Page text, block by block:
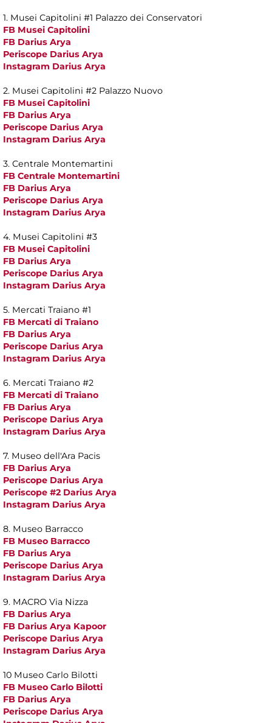
1. Musei Capitolini #1 Palazzo dei Conservatori
FB Musei Capitolini
FB Darius Arya
Periscope Darius Arya
Instagram Darius Arya
2. Musei Capitolini #2 Palazzo Nuovo
FB Musei Capitolini
FB Darius Arya
Periscope Darius Arya
Instagram Darius Arya
3. Centrale Montemartini
FB Centrale Montemartini
FB Darius Arya
Periscope Darius Arya
Instagram Darius Arya
4. Musei Capitolini #3
FB Musei Capitolini
FB Darius Arya
Periscope Darius Arya
Instagram Darius Arya
5. Mercati Traiano #1
FB Mercati di Traiano
FB Darius Arya
Periscope Darius Arya
Instagram Darius Arya
6. Mercati Traiano #2
FB Mercati di Traiano
FB Darius Arya
Periscope Darius Arya
Instagram Darius Arya
7. Museo dell'Ara Pacis
FB Darius Arya
Periscope Darius Arya
Periscope #2 Darius Arya
Instagram Darius Arya
8. Museo Barracco
FB Museo Barracco
FB Darius Arya
Periscope Darius Arya
Instagram Darius Arya
9. MACRO Via Nizza
FB Darius Arya
FB Darius Arya Kapoor
Periscope Darius Arya
Instagram Darius Arya
10 Museo Carlo Bilotti
FB Museo Carlo Bilotti
FB Darius Arya
Periscope Darius Arya